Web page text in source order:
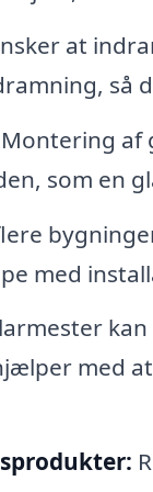
at
så
Montering af
som en
med
med